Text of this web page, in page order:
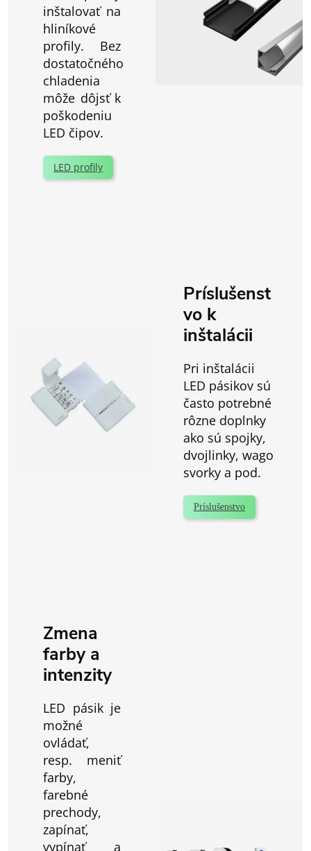
inštalovať na
hliníkové
profily. Bez
dostatočného
chladenia
môže dôjsť k
poškodeniu
LED čipov.
LED profily
Príslušenst
vo k
inštalácii
Pri inštalácii
LED pásikov sú
často potrebné
rôzne doplnky
ako sú spojky,
dvojlinky, wago
svorky a pod.
Príslušenstvo
Zmena
farby a
intenzity
LED pásik je
možné
ovládať,
resp. meniť
farby,
farebné
prechody,
zapínať,
vypínať a